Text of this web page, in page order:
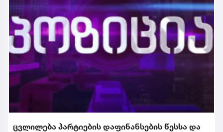
ცვლილება პარტიების დაფინანსების წესსა და